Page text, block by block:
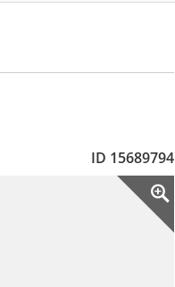
ID 15689794